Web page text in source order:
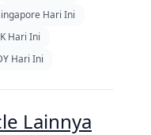
Hari Ini
Hari Ini
Hari Ini
Lainnya